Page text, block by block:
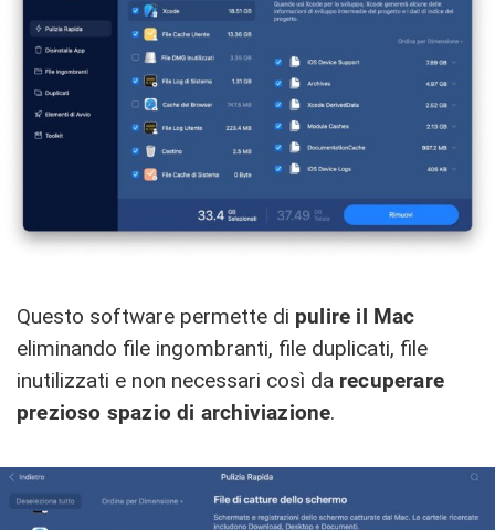
Questo software permette di pulire il Mac
eliminando file ingombranti, file duplicati, file
inutilizzati e non necessari così da recuperare
prezioso spazio di archiviazione.